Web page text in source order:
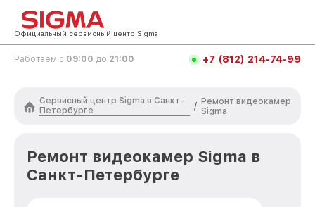
Официальный сервисный центр Sigma
Работаем с 09:00 до 21:00 +7 (812) 214-74-99
Сервисный центр Sigma в Санкт-
Петербурге
/ Ремонт видеокамер
Sigma
Ремонт видеокамер Sigma в
Санкт-Петербурге